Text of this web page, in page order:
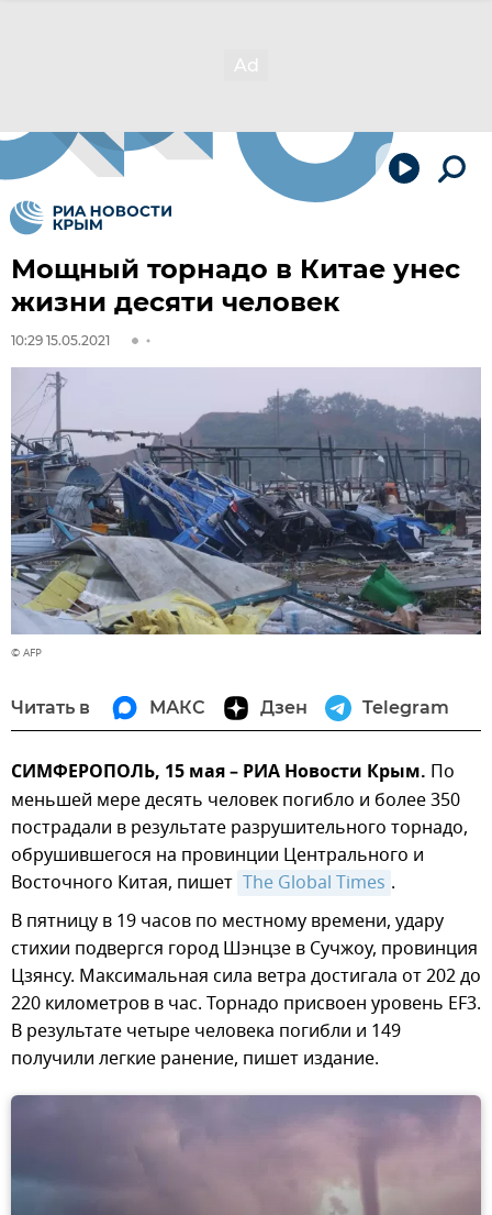
Мощный торнадо в Китае унес
жизни десяти человек
10:29 15.05.2021
© AFP
Читать в МАКС Дзен Telegram
СИМФЕРОПОЛЬ, 15 мая – РИА Новости Крым. По
меньшей мере десять человек погибло и более 350
пострадали в результате разрушительного торнадо,
обрушившегося на провинции Центрального и
Восточного Китая, пишет The Global Times .
В пятницу в 19 часов по местному времени, удару
стихии подвергся город Шэнцзе в Сучжоу, провинция
Цзянсу. Максимальная сила ветра достигала от 202 до
220 километров в час. Торнадо присвоен уровень EF3.
В результате четыре человека погибли и 149
получили легкие ранение, пишет издание.